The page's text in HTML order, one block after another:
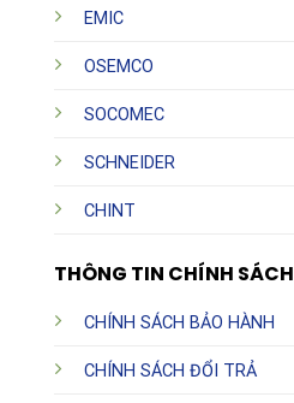
EMIC
OSEMCO
SOCOMEC
SCHNEIDER
CHINT
THÔNG TIN CHÍNH SÁCH
CHÍNH SÁCH BẢO HÀNH
CHÍNH SÁCH ĐỔI TRẢ